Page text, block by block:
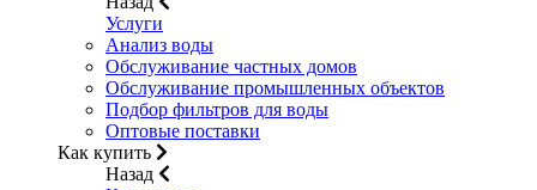
Услуги
Анализ воды
Обслуживание частных домов
Обслуживание промышленных объектов
Подбор фильтров для воды
Оптовые поставки
Как купить
Назад